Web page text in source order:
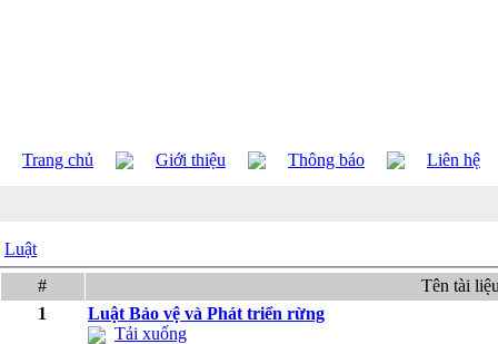
Trang chủ Giới thiệu Thông báo Liên hệ
Luật
#
Tên tài
1
Luật Bảo vệ và Phát triển rừng
Tải xuống